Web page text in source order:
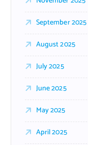
September 2025
August 2025
July 2025
June 2025
May 2025
April 2025